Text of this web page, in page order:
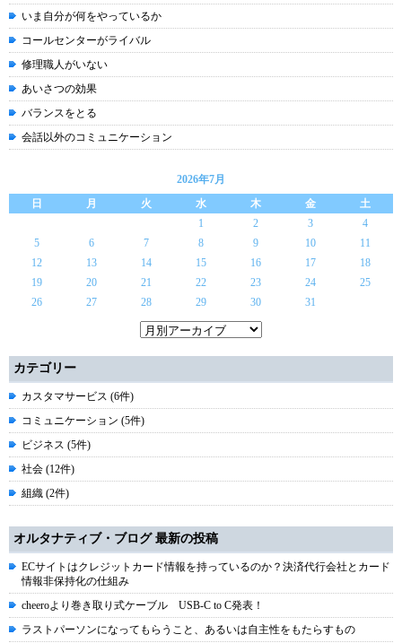
いま自分が何をやっているか
コールセンターがライバル
修理職人がいない
あいさつの効果
バランスをとる
会話以外のコミュニケーション
2026年7月
日
月 火 水 木 金
土
1
2 3
4
5
6 7 8 9 10
11
12
13 14 15 16 17
18
19
20 21 22 23 24
25
26
27 28 29 30 31
カテゴリー
カスタマサービス (6件)
コミュニケーション (5件)
ビジネス (5件)
社会 (12件)
組織 (2件)
オルタナティブ・ブログ 最新の投稿
ECサイトはクレジットカード情報を持っているのか？決済代行会社とカード
情報非保持化の仕組み
cheeroより巻き取り式ケーブル USB-C to C発表！
ラストパーソンになってもらうこと、あるいは自主性をもたらすもの